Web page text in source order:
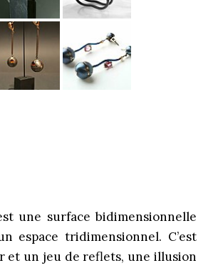
une surface bidimensionnelle
espace tridimensionnel. C’est
et un jeu de reflets, une illusion